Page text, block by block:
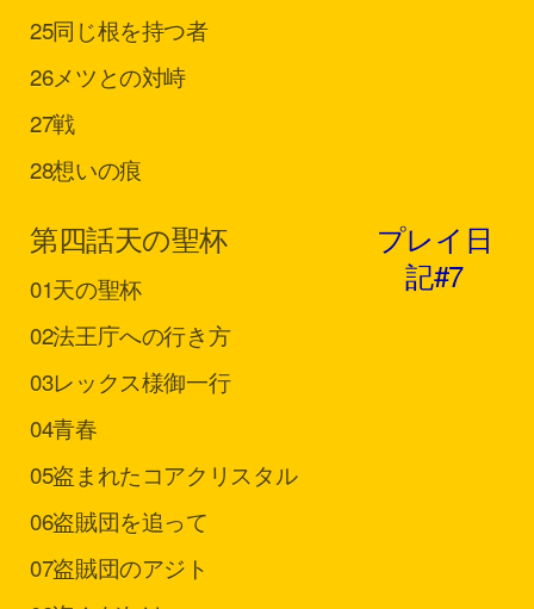
25同じ根を持つ者
26メツとの対峙
27戦
28想いの痕
第四話天の聖杯
01天の聖杯
02法王庁への行き方
03レックス様御一行
04青春
05盗まれたコアクリスタル
06盗賊団を追って
07盗賊団のアジト
プレイ日
記#7